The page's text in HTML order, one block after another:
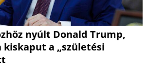
nyúlt Donald Trump,
kiskaput a „születési